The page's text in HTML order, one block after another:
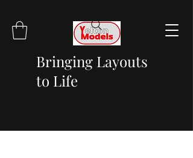
Bringing Layouts
to Life